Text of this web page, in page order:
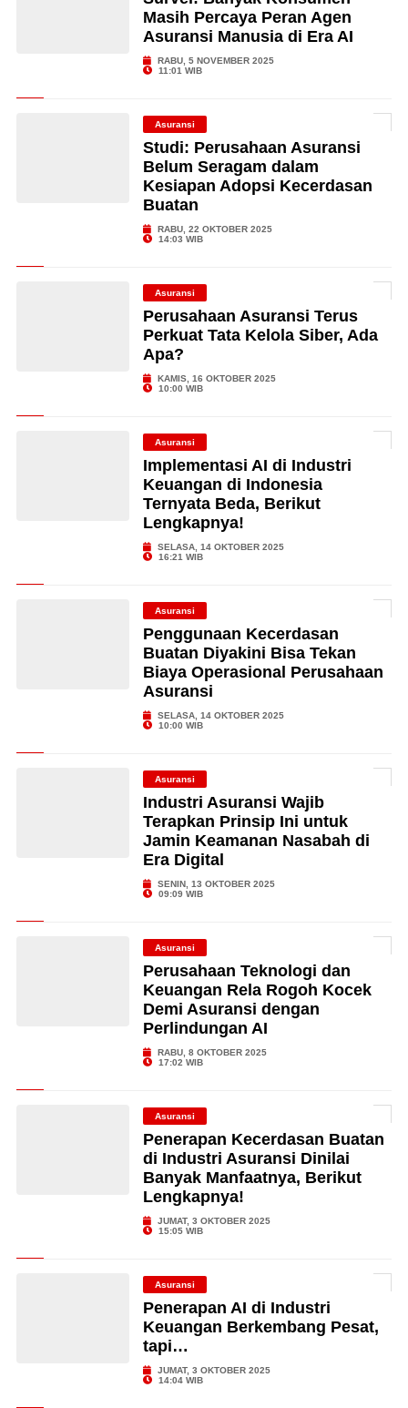
Masih Percaya Peran Agen
Asuransi Manusia di Era AI
RABU, 5 NOVEMBER 2025
11:01 WIB
Asuransi
Studi: Perusahaan Asuransi
Belum Seragam dalam
Kesiapan Adopsi Kecerdasan
Buatan
RABU, 22 OKTOBER 2025
14:03 WIB
Asuransi
Perusahaan Asuransi Terus
Perkuat Tata Kelola Siber, Ada
Apa?
KAMIS, 16 OKTOBER 2025
10:00 WIB
Asuransi
Implementasi AI di Industri
Keuangan di Indonesia
Ternyata Beda, Berikut
Lengkapnya!
SELASA, 14 OKTOBER 2025
16:21 WIB
Asuransi
Penggunaan Kecerdasan
Buatan Diyakini Bisa Tekan
Biaya Operasional Perusahaan
Asuransi
SELASA, 14 OKTOBER 2025
10:00 WIB
Asuransi
Industri Asuransi Wajib
Terapkan Prinsip Ini untuk
Jamin Keamanan Nasabah di
Era Digital
SENIN, 13 OKTOBER 2025
09:09 WIB
Asuransi
Perusahaan Teknologi dan
Keuangan Rela Rogoh Kocek
Demi Asuransi dengan
Perlindungan AI
RABU, 8 OKTOBER 2025
17:02 WIB
Asuransi
Penerapan Kecerdasan Buatan
di Industri Asuransi Dinilai
Banyak Manfaatnya, Berikut
Lengkapnya!
JUMAT, 3 OKTOBER 2025
15:05 WIB
Asuransi
Penerapan AI di Industri
Keuangan Berkembang Pesat,
tapi…
JUMAT, 3 OKTOBER 2025
14:04 WIB